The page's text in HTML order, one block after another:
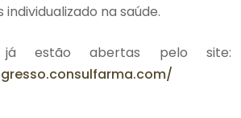
na saúde.
já estão abertas pelo site: